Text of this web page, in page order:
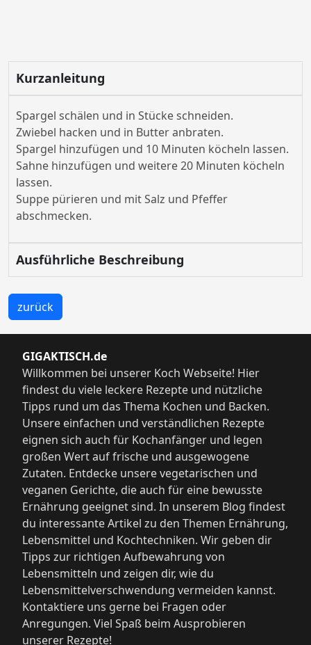
Kurzanleitung
Spargel schälen und in Stücke schneiden.
Zwiebel hacken und in Butter anbraten.
Spargel hinzufügen und 10 Minuten köcheln lassen.
Sahne hinzufügen und weitere 20 Minuten köcheln
lassen.
Suppe pürieren und mit Salz und Pfeffer
abschmecken.
Ausführliche Beschreibung
zurück
GIGAKTISCH.de
Willkommen bei unserer Koch Webseite! Hier
findest du viele leckere Rezepte und nützliche
Tipps rund um das Thema Kochen und Backen.
Unsere einfachen und verständlichen Rezepte
eignen sich auch für Kochanfänger und legen
großen Wert auf frische und ausgewogene
Zutaten. Entdecke unsere vegetarischen und
veganen Gerichte, die auch für eine bewusste
Ernährung geeignet sind. In unserem Blog findest
du interessante Artikel zu den Themen Ernährung,
Lebensmittel und Kochtechniken. Wir geben dir
Tipps zur richtigen Aufbewahrung von
Lebensmitteln und zeigen dir, wie du
Lebensmittelverschwendung vermeiden kannst.
Kontaktiere uns gerne bei Fragen oder
Anregungen. Viel Spaß beim Ausprobieren
unserer Rezepte!